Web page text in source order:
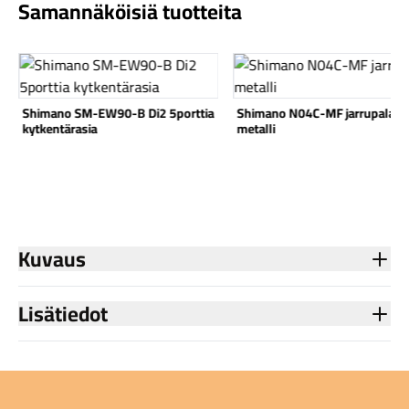
Samannäköisiä tuotteita
Katso tuote
Shimano N04C-MF jarrupala
metalli
Katso tuote
SwissStop jarrupala
Kuvaus
Lisätiedot